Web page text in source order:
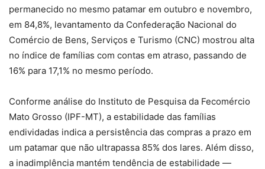
permanecido no mesmo patamar em outubro e novembro,
em 84,8%, levantamento da Confederação Nacional do
Comércio de Bens, Serviços e Turismo (CNC) mostrou alta
no índice de famílias com contas em atraso, passando de
16% para 17,1% no mesmo período.
Conforme análise do Instituto de Pesquisa da Fecomércio
Mato Grosso (IPF-MT), a estabilidade das famílias
endividadas indica a persistência das compras a prazo em
um patamar que não ultrapassa 85% dos lares. Além disso,
a inadimplência mantém tendência de estabilidade —